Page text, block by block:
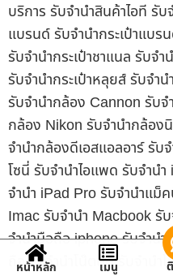
บริการ รับจำนำสินค้าไอที รับ
แบรนด์ รับจำนำกระเป๋าแบร
รับจำนำกระเป๋าชาแนล รับจ
รับจำนำกระเป๋าหลุยส์ รับจำ
รับจำนำกล้อง Cannon รับ
กล้อง Nikon รับจำนำกล้อง
จำนำกล้องดีเอสแอลอาร์ รั
โซนี่ รับจำนำไอแพด รับจำน
จำนำ iPad Pro รับจำนำแม็
Imac รับจำนำ Macbook รั
จำนำมือถือ iphone รับจำน
ถือ รับจำนำโน๊ตบุ๊ค รับจำน
หน้าหลัก เมนู